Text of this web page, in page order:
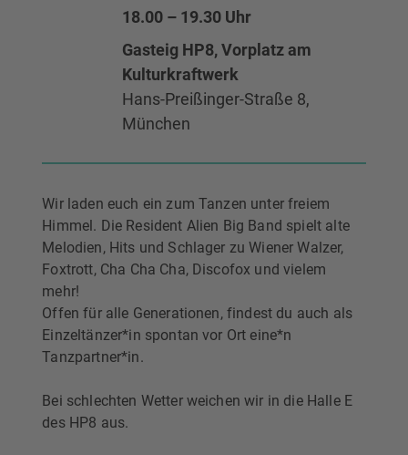
18.00 – 19.30 Uhr
Gasteig HP8, Vorplatz am
Kulturkraftwerk
Hans-Preißinger-Straße 8,
München
Wir laden euch ein zum Tanzen unter freiem
Himmel. Die Resident Alien Big Band spielt alte
Melodien, Hits und Schlager zu Wiener Walzer,
Foxtrott, Cha Cha Cha, Discofox und vielem
mehr!
Offen für alle Generationen, findest du auch als
Einzeltänzer*in spontan vor Ort eine*n
Tanzpartner*in.
Bei schlechten Wetter weichen wir in die Halle E
des HP8 aus.